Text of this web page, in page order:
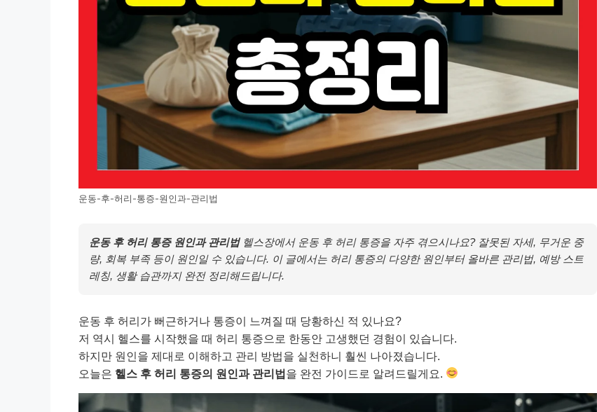
운동-후-허리-통증-원인과-관리법
운동 후 허리 통증 원인과 관리법헬스장에서 운동 후 허리 통증을 자주 겪으시나요? 잘못된 자세, 무거운 중
량, 회복 부족 등이 원인일 수 있습니다. 이 글에서는 허리 통증의 다양한 원인부터 올바른 관리법, 예방 스트
레칭, 생활 습관까지 완전 정리해드립니다.
운동 후 허리가 뻐근하거나 통증이 느껴질 때 당황하신 적 있나요?
저 역시 헬스를 시작했을 때 허리 통증으로 한동안 고생했던 경험이 있습니다.
하지만 원인을 제대로 이해하고 관리 방법을 실천하니 훨씬 나아졌습니다.
오늘은 헬스 후 허리 통증의 원인과 관리법 을 완전 가이드로 알려드릴게요.